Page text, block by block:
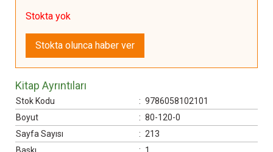
Stokta yok
Stokta olunca haber ver
Kitap Ayrıntıları
Stok Kodu : 9786058102101
Boyut
: 80-120-0
Sayfa Sayısı
: 213